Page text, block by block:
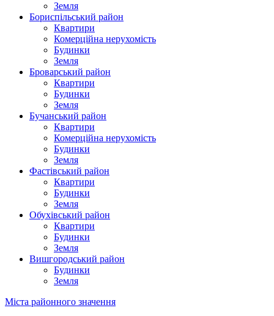
Земля
Бориспільський район
Квартири
Комерційна нерухомість
Будинки
Земля
Броварський район
Квартири
Будинки
Земля
Бучанський район
Квартири
Комерційна нерухомість
Будинки
Земля
Фастівський район
Квартири
Будинки
Земля
Обухівський район
Квартири
Будинки
Земля
Вишгородський район
Будинки
Земля
Міста районного значення